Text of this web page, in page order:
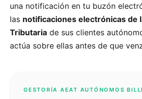
una notificación en tu buzón
las notificaciones electrónicas de
Tributaria de sus clientes
actúa sobre ellas antes de que
GESTORÍA AEAT AUTÓNOMOS